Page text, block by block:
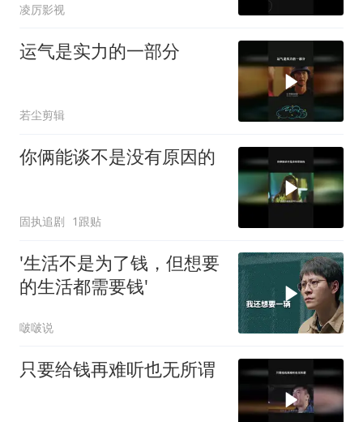
凌厉影视
运气是实力的一部分
若尘剪辑
你俩能谈不是没有原因的
固执追剧 1跟贴
'生活不是为了钱，但想要
的生活都需要钱'
啵啵说
只要给钱再难听也无所谓